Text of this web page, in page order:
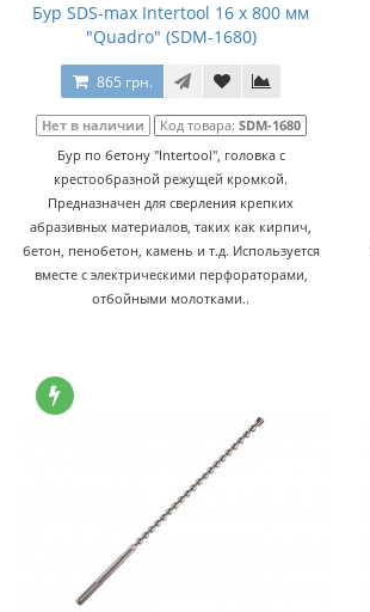
Бур SDS-max Intertool 16 х 800 мм
"Quadro" (SDM-1680)
865 грн.
Нет в наличии Код товара: SDM-1680
Бур по бетону "Intertool", головка с
крестообразной режущей кромкой.
Предназначен для сверления крепких
абразивных материалов, таких как кирпич,
бетон, пенобетон, камень и т.д. Используется
вместе с электрическими перфораторами,
отбойными молотками..